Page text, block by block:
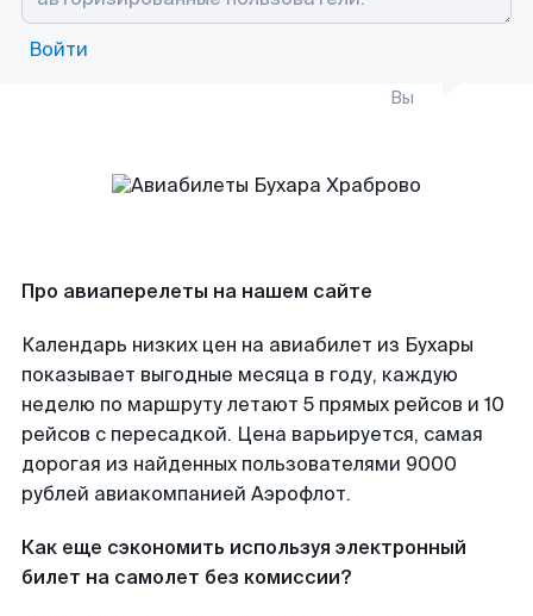
Войти
Вы
Про авиаперелеты на нашем сайте
Календарь низких цен на авиабилет из Бухары
показывает выгодные месяца в году, каждую
неделю по маршруту летают 5 прямых рейсов и 10
рейсов с пересадкой. Цена варьируется, самая
дорогая из найденных пользователями 9000
рублей авиакомпанией Аэрофлот.
Как еще сэкономить используя электронный
билет на самолет без комиссии?